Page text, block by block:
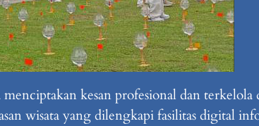
kesan profesional dan
wisata yang dilengkapi fasilitas digital